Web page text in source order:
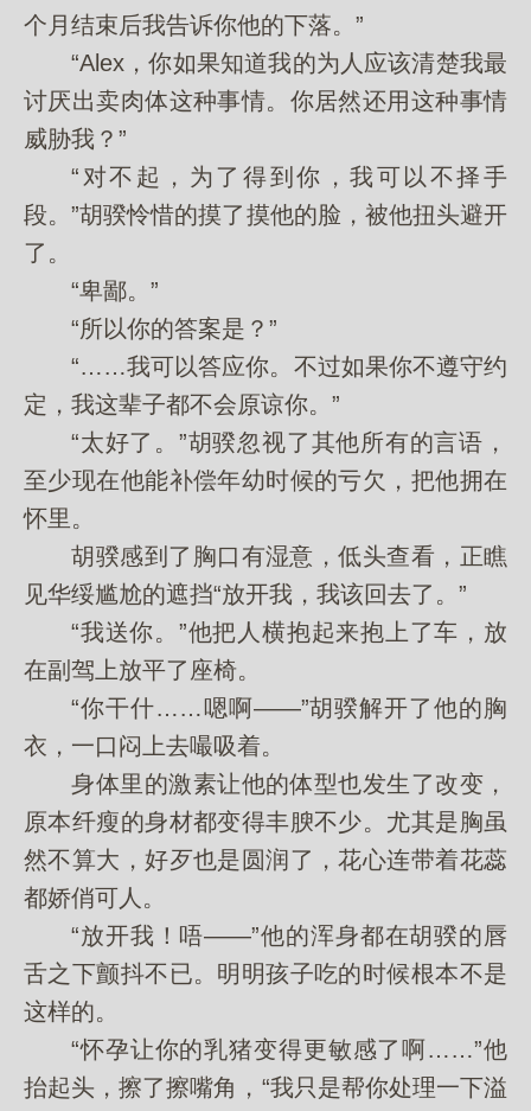
个月结束后我告诉你他的下落。”
“Alex，你如果知道我的为人应该清楚我最
讨厌出卖肉体这种事情。你居然还用这种事情
威胁我？”
“对不起，为了得到你，我可以不择手
段。”胡骙怜惜的摸了摸他的脸，被他扭头避开
了。
“卑鄙。”
“所以你的答案是？”
“……我可以答应你。不过如果你不遵守约
定，我这辈子都不会原谅你。”
“太好了。”胡骙忽视了其他所有的言语，
至少现在他能补偿年幼时候的亏欠，把他拥在
怀里。
胡骙感到了胸口有湿意，低头查看，正瞧
见华绥尴尬的遮挡“放开我，我该回去了。”
“我送你。”他把人横抱起来抱上了车，放
在副驾上放平了座椅。
“你干什……嗯啊——”胡骙解开了他的胸
衣，一口闷上去嘬吸着。
身体里的激素让他的体型也发生了改变，
原本纤瘦的身材都变得丰腴不少。尤其是胸虽
然不算大，好歹也是圆润了，花心连带着花蕊
都娇俏可人。
“放开我！唔——”他的浑身都在胡骙的唇
舌之下颤抖不已。明明孩子吃的时候根本不是
这样的。
“怀孕让你的乳猪变得更敏感了啊……”他
抬起头，擦了擦嘴角，“我只是帮你处理一下溢